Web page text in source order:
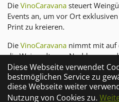
Diese Webseite verwendet
bestmöglichen Service zu
diese Webseite weiter
Nutzung von Cookies zu.
Die VinoCaravana steuert
Events an, um vor Ort
Print zu kreieren.
Die VinoCaravana nimmt mit auf
die Weinwelt zum Nachlesen
und Mittrinken.